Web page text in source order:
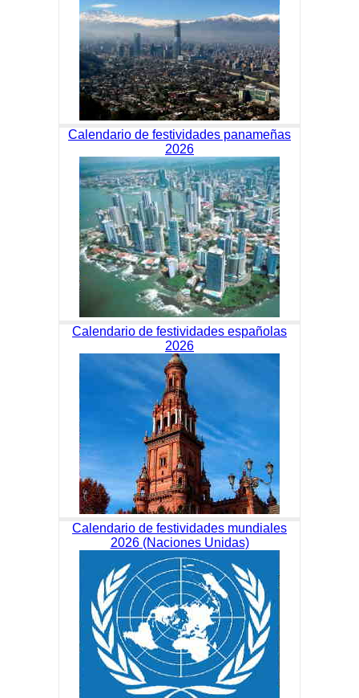
Calendario de festividades panameñas
2026
Calendario de festividades españolas
2026
Calendario de festividades mundiales
2026 (Naciones Unidas)